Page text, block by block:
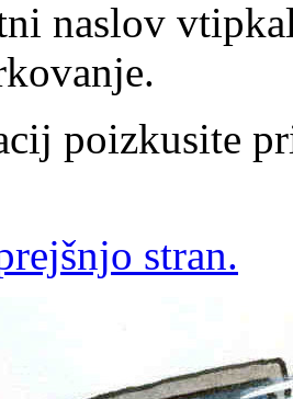
naslov
poizkusite
stran.